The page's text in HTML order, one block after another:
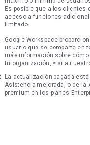
Es posible que a los clientes
acceso a funciones
limitado.
Google Workspace
usuario que se comparte en
más información sobre
tu organización, visita
La actualización pagada
Asistencia mejorada, o de la
premium en los planes